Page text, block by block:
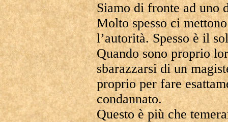
Siamo di fronte ad uno
Molto spesso ci
l’autorità. Spesso è il
Quando sono proprio
sbarazzarsi di un
proprio per fare
condannato.
Questo è più che